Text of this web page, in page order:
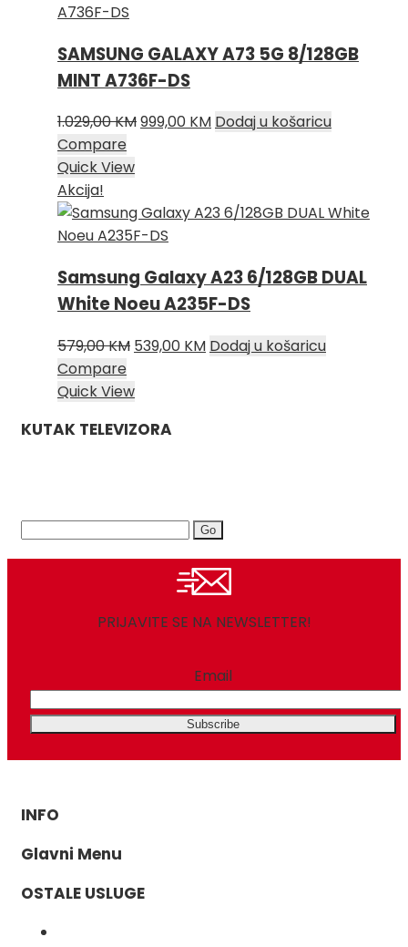
SAMSUNG GALAXY A73 5G 8/128GB
MINT A736F-DS
1.029,00KMIzvorna
1.029,00 KM.
999,00 KMTrenutna
Dodaj u košaricu
Compare
Quick View
Akcija!
Samsung Galaxy A23 6/128GB DUAL
White Noeu A235F-DS
579,00KM Izvorna
bila
579,00 KM.
539,00 KMTrenutna
Dodaj u košaricu
Compare
Quick View
KUTAK TELEVIZORA
Search
PRIJAVITE SE NA NEWSLETTER!
Email
INFO
Glavni Menu
OSTALE USLUGE